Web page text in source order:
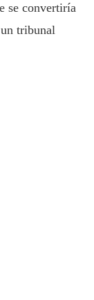
se convertiría
tribunal